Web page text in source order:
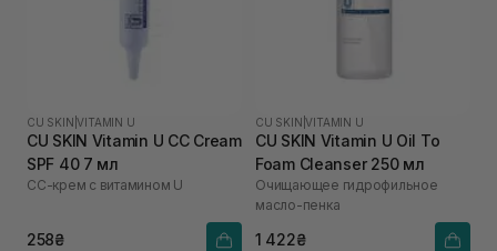
CU SKIN |VITAMIN U
CU SKIN Vitamin U CC Cream
SPF 40 7 мл
СС-крем с витамином U
258₴
CU SKIN |VITAMIN U
CU SKIN Vitamin U Oil To
Foam Cleanser 250 мл
Очищающее гидрофильное
масло-пенка
1 422₴